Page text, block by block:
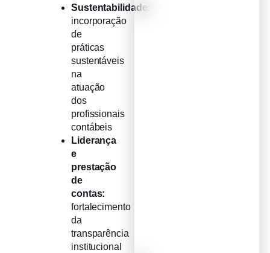
Sustentabilidade:
incorporação
de
práticas
sustentáveis
na
atuação
dos
profissionais
contábeis
Liderança
e
prestação
de
contas:
fortalecimento
da
transparência
institucional